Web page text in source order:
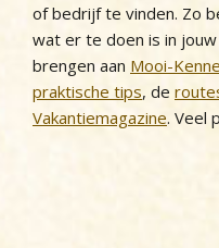
of bedrijf te vinden. Zo
wat er te doen is in
brengen aan Mooi-
praktische tips, de
Vakantiemagazine. Veel